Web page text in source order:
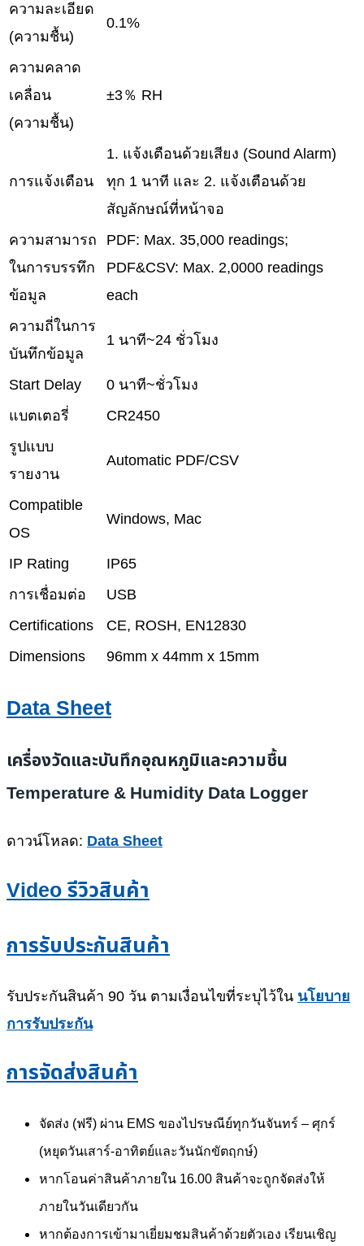
ความละเอียด
(ความชื้น)
0.1%
ความคลาด
เคลื่อน
(ความชื้น)
±3％ RH
การแจ้งเตือน
1. แจ้งเตือนด้วยเสียง (Sound Alarm)
ทุก 1 นาที และ 2. แจ้งเตือนด้วย
สัญลักษณ์ที่หน้าจอ
ความสามารถ
ในการบรรทึก
ข้อมูล
PDF: Max. 35,000 readings;
PDF&CSV: Max. 2,0000 readings
each
ความถี่ในการ
บันทึกข้อมูล
1 นาที~24 ชั่วโมง
Start Delay
0 นาที~ชั่วโมง
แบตเตอรี่
CR2450
รูปแบบ
รายงาน
Automatic PDF/CSV
Compatible
OS
Windows, Mac
IP Rating
IP65
การเชื่อมต่อ
USB
Certifications
CE, ROSH, EN12830
Dimensions
96mm x 44mm x 15mm
Data Sheet
เครื่องวัดและบันทึกอุณหภูมิและความชื้น
Temperature & Humidity Data Logger
ดาวน์โหลด: Data Sheet
Video รีวิวสินค้า
การรับประกันสินค้า
รับประกันสินค้า 90 วัน ตามเงื่อนไขที่ระบุไว้ใน นโยบาย
การรับประกัน
การจัดส่งสินค้า
จัดส่ง (ฟรี) ผ่าน EMS ของไปรษณีย์ทุกวันจันทร์ – ศุกร์
(หยุดวันเสาร์-อาทิตย์และวันนักขัตฤกษ์)
หากโอนค่าสินค้าภายใน 16.00 สินค้าจะถูกจัดส่งให้
ภายในวันเดียวกัน
หากต้องการเข้ามาเยี่ยมชมสินค้าด้วยตัวเอง เรียนเชิญ